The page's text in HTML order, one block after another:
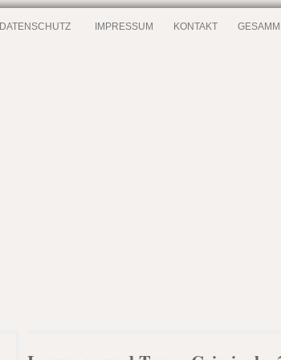
DATENSCHUTZ IMPRESSUM KONTAKT